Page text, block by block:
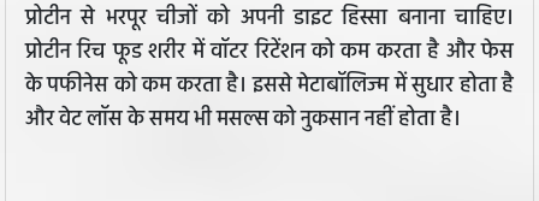
प्रोटीन से भरपूर चीजों को अपनी डाइट हिस्सा बनाना चाहिए।
प्रोटीन रिच फूड शरीर में वॉटर रिटेंशन को कम करता है और फेस
के पफीनेस को कम करता है। इससे मेटाबॉलिज्म में सुधार होता है
और वेट लॉस के समय भी मसल्स को नुकसान नहीं होता है।